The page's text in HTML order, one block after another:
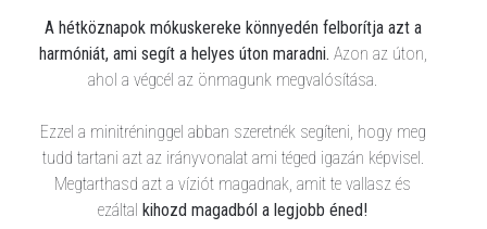
A hétköznapok mókuskereke könnyedén felborítja azt a
harmóniát, ami segít a helyes úton maradni. Azon az úton,
ahol a végcél az önmagunk megvalósítása.
Ezzel a minitréninggel abban szeretnék segíteni, hogy meg
tudd tartani azt az irányvonalat ami téged igazán képvisel.
Megtarthasd azt a víziót magadnak, amit te vallasz és
ezáltal kihozd magadból a legjobb éned!